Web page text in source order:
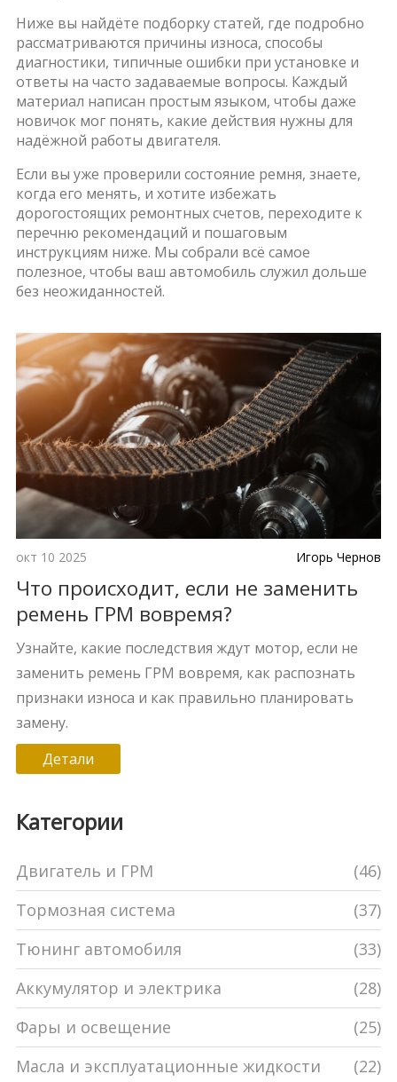
Ниже вы найдёте подборку статей, где подробно
рассматриваются причины износа, способы
диагностики, типичные ошибки при установке и
ответы на часто задаваемые вопросы. Каждый
материал написан простым языком, чтобы даже
новичок мог понять, какие действия нужны для
надёжной работы двигателя.
Если вы уже проверили состояние ремня, знаете,
когда его менять, и хотите избежать
дорогостоящих ремонтных счетов, переходите к
перечню рекомендаций и пошаговым
инструкциям ниже. Мы собрали всё самое
полезное, чтобы ваш автомобиль служил дольше
без неожиданностей.
окт 10 2025 Игорь Чернов
Что происходит, если не заменить
ремень ГРМ вовремя?
Узнайте, какие последствия ждут мотор, если не
заменить ремень ГРМ вовремя, как распознать
признаки износа и как правильно планировать
замену.
Детали
Категории
Двигатель и ГРМ
(46)
Тормозная система
(37)
Тюнинг автомобиля
(33)
Аккумулятор и электрика
(28)
Фары и освещение
(25)
Масла и эксплуатационные жидкости
(22)